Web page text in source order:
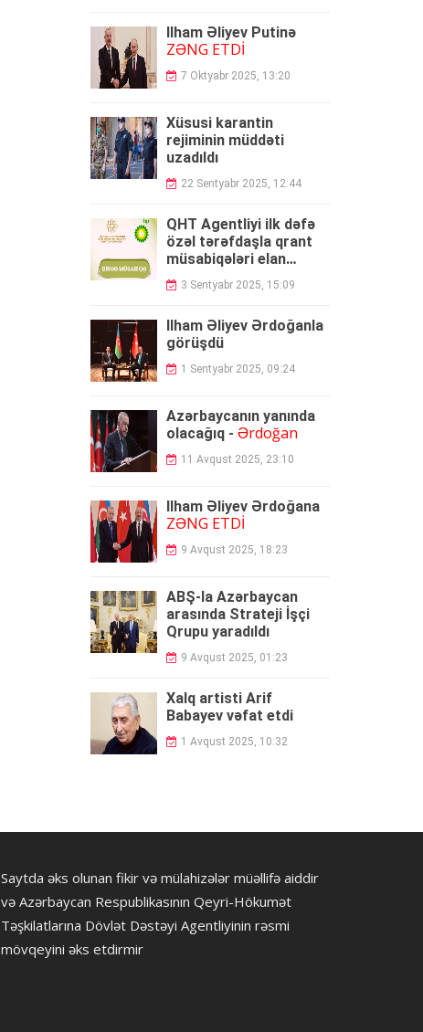
İlham Əliyev Putinə
ZƏNG ETDİ
7 Oktyabr 2025, 13:20
Xüsusi karantin
rejiminin müddəti
uzadıldı
22 Sentyabr 2025, 12:44
QHT Agentliyi ilk dəfə
özəl tərəfdaşla qrant
müsabiqələri elan
edəcək
3 Sentyabr 2025, 15:09
İlham Əliyev Ərdoğanla
görüşdü
1 Sentyabr 2025, 09:24
Azərbaycanın yanında
olacağıq - Ərdoğan
11 Avqust 2025, 23:10
İlham Əliyev Ərdoğana
ZƏNG ETDİ
9 Avqust 2025, 18:23
ABŞ-la Azərbaycan
arasında Strateji İşçi
Qrupu yaradıldı
9 Avqust 2025, 01:23
Xalq artisti Arif
Babayev vəfat etdi
1 Avqust 2025, 10:32
Saytda əks olunan fikir və mülahizələr müəllifə aiddir
və Azərbaycan Respublikasının Qeyri-Hökumət
Təşkilatlarına Dövlət Dəstəyi Agentliyinin rəsmi
mövqeyini əks etdirmir